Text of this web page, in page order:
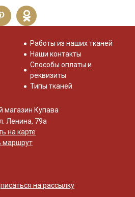
Работы из наших тканей
Наши контакты
Способы оплаты и
реквизиты
Типы тканей
магазин Купава
Ленина, 79а
на карте
маршрут
на рассылку